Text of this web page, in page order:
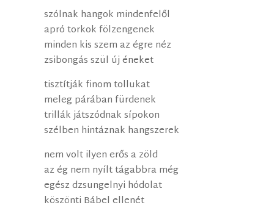
szólnak hangok mindenfelől
apró torkok fölzengenek
minden kis szem az égre néz
zsibongás szül új éneket
tisztítják finom tollukat
meleg párában fürdenek
trillák játszódnak sípokon
szélben hintáznak hangszerek
nem volt ilyen erős a zöld
az ég nem nyílt tágabbra még
egész dzsungelnyi hódolat
köszönti Bábel ellenét